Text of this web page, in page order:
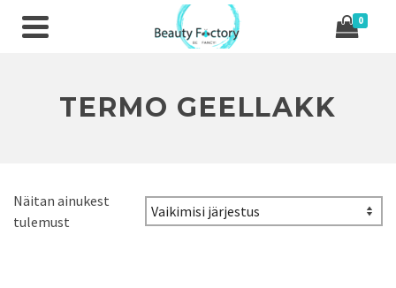
0
TERMO GEELLAKK
Näitan ainukest
tulemust